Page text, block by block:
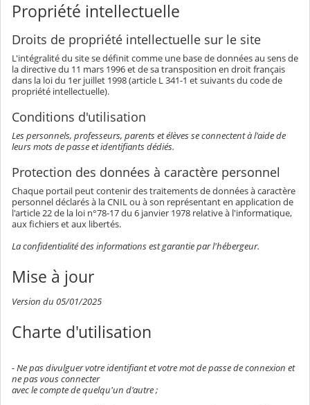
Propriété intellectuelle
Droits de propriété intellectuelle sur le site
L'intégralité du site se définit comme une base de données au sens de
la directive du 11 mars 1996 et de sa transposition en droit français
dans la loi du 1er juillet 1998 (article L 341-1 et suivants du code de
propriété intellectuelle).
Conditions d'utilisation
Les personnels, professeurs, parents et élèves se connectent à l'aide de
leurs mots de passe et identifiants dédiés.
Protection des données à caractère personnel
Chaque portail peut contenir des traitements de données à caractère
personnel déclarés à la CNIL ou à son représentant en application de
l'article 22 de la loi n°78-17 du 6 janvier 1978 relative à l'informatique,
aux fichiers et aux libertés.
La confidentialité des informations est garantie par l'hébergeur.
Mise à jour
Version du 05/01/2025
Charte d'utilisation
- Ne pas divulguer votre identifiant et votre mot de passe de connexion et
ne pas vous connecter
avec le compte de quelqu'un d'autre ;